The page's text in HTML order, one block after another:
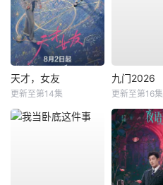
天才，女友
更新至第14集
九门2026
更新至第16集